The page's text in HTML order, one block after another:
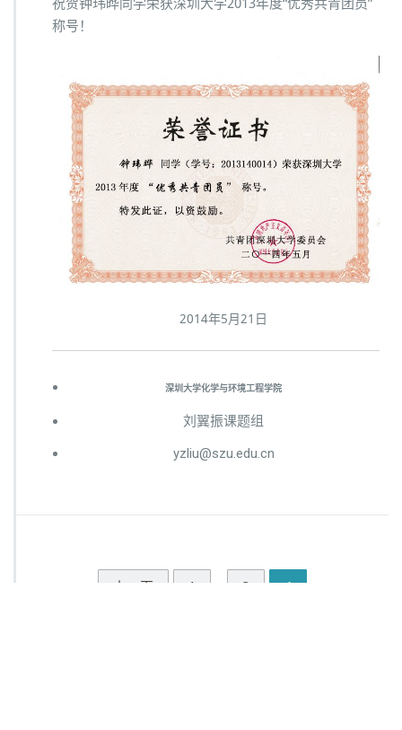
祝贺钟玮晔同学荣获深圳大学2013年度“优秀共青团员”
称号！
2014年5月21日
深圳大学化学与环境工程学院
刘翼振课题组
yzliu@szu.edu.cn
上一页 1 3 4